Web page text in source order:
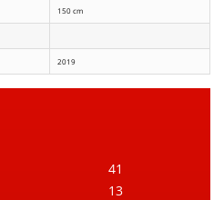
150 cm
2019
41
13